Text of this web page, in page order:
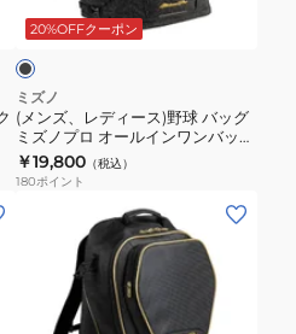
1FJDB02074
ス)
野
球
バ
ッ
グ
20%OFFクーポン
ミズノ
(メンズ、レディース)野球 バッグ
ミズノプロ オールインワンバック
パック 53L 1FJDD00009 F
￥19,800 （税込）
180ポイント